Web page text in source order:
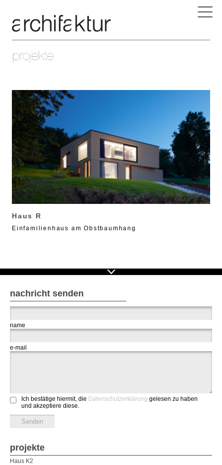
Haus R
Einfamilienhaus am Obstbaumhang
nachricht senden
name
e-mail
Ich bestätige hiermit, die Datenschutzerklärung gelesen zu haben
und akzeptiere diese.
projekte
Haus K2